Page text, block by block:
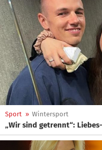
Sport » Wintersport
„Wir sind getrennt“: